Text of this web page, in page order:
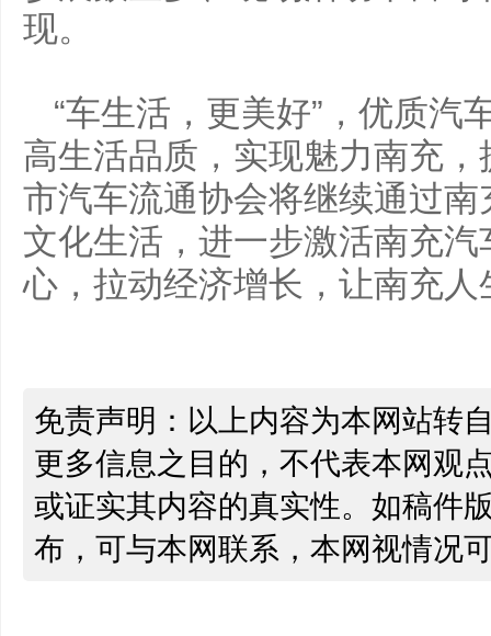
现。
“车生活，更美好”，优质汽
高生活品质，实现魅力南充
市汽车流通协会将继续通过
文化生活，进一步激活南充
心，拉动经济增长，让南充人
免责声明：以上内容为本网站转
更多信息之目的，不代表本网观
或证实其内容的真实性。如稿件
布，可与本网联系，本网视情况